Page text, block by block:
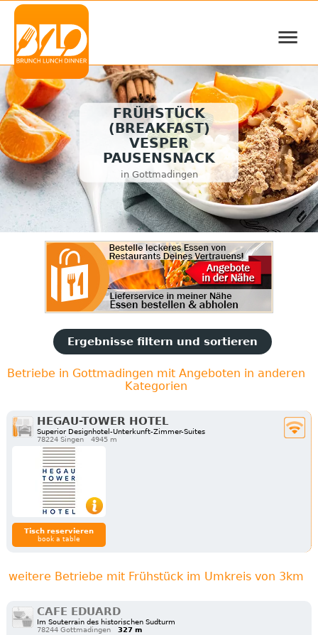
≡
FRÜHSTÜCK
(BREAKFAST)
VESPER
PAUSENSNACK
in Gottmadingen
Ergebnisse filtern und sortieren
Betriebe in Gottmadingen mit Angeboten in anderen
Kategorien
HEGAU-TOWER HOTEL
Superior Designhotel-Unterkunft-Zimmer-Suites
78224 Singen
4945 m
Tisch reservieren
book a table
weitere Betriebe mit Frühstück im Umkreis von 3km
CAFE EDUARD
Im Souterrain des historischen Sudturm
78244 Gottmadingen
327 m